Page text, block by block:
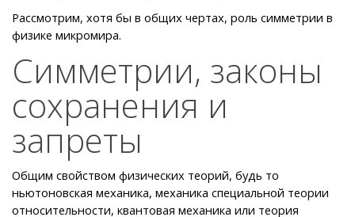
Рассмотрим, хотя бы в общих чертах, роль симметрии в
физике микромира.
Симметрии, законы
сохранения и
запреты
Общим свойством физических теорий, будь то
ньютоновская механика, механика специальной теории
относительности, квантовая механика или теория